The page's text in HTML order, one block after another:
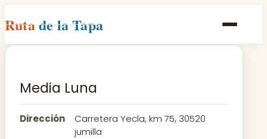
Rutade la Tapa
Inicio
Rutas
Media Luna
Dirección
Carretera Yecla, km 75, 30520
jumilla